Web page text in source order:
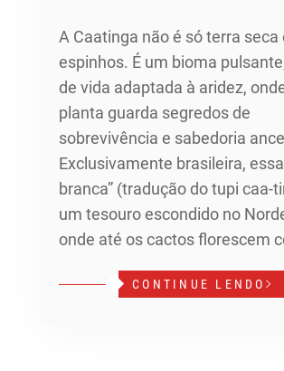
A Caatinga não é só terra seca
espinhos. É um bioma
de vida adaptada à aridez,
planta guarda segredos de
sobrevivência e sabedoria
Exclusivamente brasileira,
branca” (tradução do tupi caa-
um tesouro escondido no
onde até os cactos florescem
CONTINUE LENDO